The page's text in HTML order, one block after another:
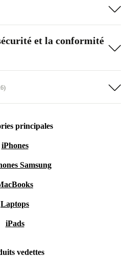
et la conformité
principales
iPhones
Samsung
Laptops
iPads
vedettes